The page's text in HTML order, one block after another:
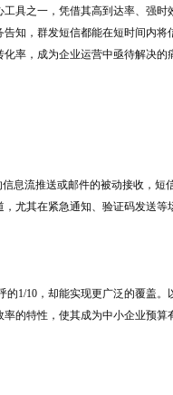
具之一，凭借其高到达率、强
知，群发短信都能在短时间内
率，成为企业运营中亟待解决的
息流推送或邮件的被动接收，
尤其在紧急通知、验证码发送等
1/10，却能实现更广泛的覆盖
的特性，使其成为中小企业预算